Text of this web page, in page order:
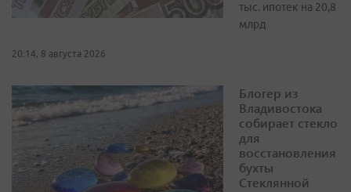
тыс. ипотек на 20,8
млрд
20:14, 8 августа 2026
Блогер из
Владивостока
собирает стекло
для
восстановления
бухты
Стеклянной